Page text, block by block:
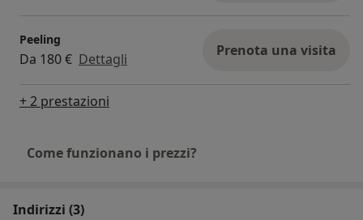
Peeling
Da 180 € Dettagli Prenota una visita
+ 2 prestazioni
Come funzionano i prezzi?
Indirizzi (3)